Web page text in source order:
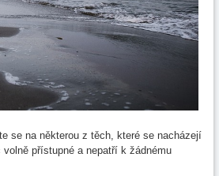
se na některou z těch, které se nacházejí
přístupné a nepatří k žádnému